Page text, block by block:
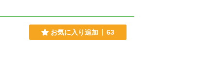
お気に入り追加 63